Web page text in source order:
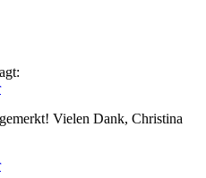
Vielen Dank, Christina